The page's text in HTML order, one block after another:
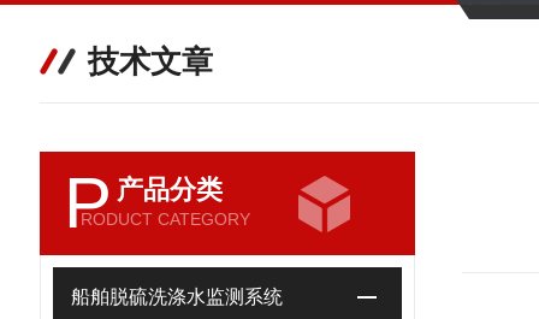
技术文章
P 产品分类
RODUCT CATEGORY
船舶脱硫洗涤水监测系统